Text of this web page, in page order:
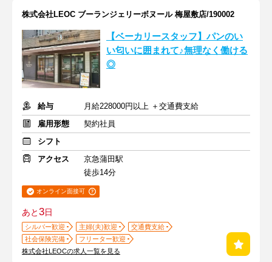
株式会社LEOC ブーランジェリーボヌール 梅屋敷店/190002
【ベーカリースタッフ】パンのい
い匂いに囲まれて♪無理なく働ける
◎
給与
月給228000円以上 ＋交通費支給
雇用形態
契約社員
シフト
アクセス
京急蒲田駅
徒歩14分
オンライン面接可
あと3日
シルバー歓迎 主婦(夫)歓迎
交通費支給
社会保険完備
フリーター歓迎
株式会社LEOCの求人一覧を見る